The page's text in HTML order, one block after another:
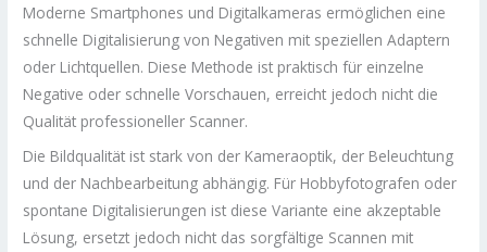
Moderne Smartphones und Digitalkameras ermöglichen eine
schnelle Digitalisierung von Negativen mit speziellen Adaptern
oder Lichtquellen. Diese Methode ist praktisch für einzelne
Negative oder schnelle Vorschauen, erreicht jedoch nicht die
Qualität professioneller Scanner.
Die Bildqualität ist stark von der Kameraoptik, der Beleuchtung
und der Nachbearbeitung abhängig. Für Hobbyfotografen oder
spontane Digitalisierungen ist diese Variante eine akzeptable
Lösung, ersetzt jedoch nicht das sorgfältige Scannen mit